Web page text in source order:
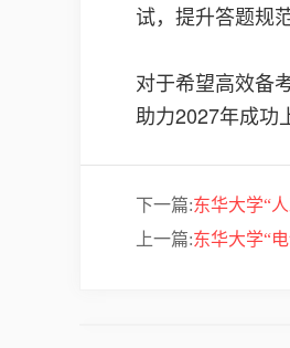
试，提升答题规
对于希望高效备
助力2027年成功
下一篇:东华大学“
上一篇:东华大学“